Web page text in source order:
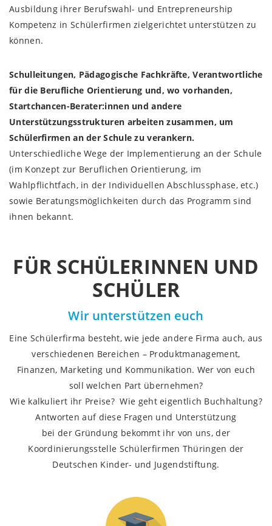
Ausbildung ihrer Berufswahl- und Entrepreneurship
Kompetenz in Schülerfirmen zielgerichtet unterstützen zu
können.
Schulleitungen, Pädagogische Fachkräfte, Verantwortliche
für die Berufliche Orientierung und, wo vorhanden,
Startchancen-Berater:innen und andere
Unterstützungsstrukturen arbeiten zusammen, um
Schülerfirmen an der Schule zu verankern.
Unterschiedliche Wege der Implementierung an der Schule
(im Konzept zur Beruflichen Orientierung, im
Wahlpflichtfach, in der Individuellen Abschlussphase, etc.)
sowie Beratungsmöglichkeiten durch das Programm sind
ihnen bekannt.
FÜR SCHÜLERINNEN UND
SCHÜLER
Wir unterstützen euch
Eine Schülerfirma besteht, wie jede andere Firma auch, aus
verschiedenen Bereichen – Produktmanagement,
Finanzen, Marketing und Kommunikation. Wer von euch
soll welchen Part übernehmen?
Wie kalkuliert ihr Preise? Wie geht eigentlich Buchhaltung?
Antworten auf diese Fragen und Unterstützung
bei der Gründung bekommt ihr von uns, der
Koordinierungsstelle Schülerfirmen Thüringen der
Deutschen Kinder- und Jugendstiftung.